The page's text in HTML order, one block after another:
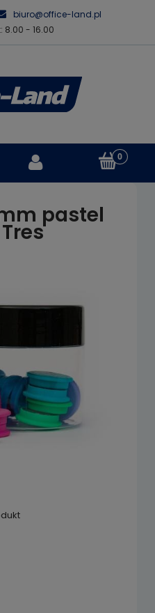
biuro@office-land.pl
8.00 - 16.00
pastel